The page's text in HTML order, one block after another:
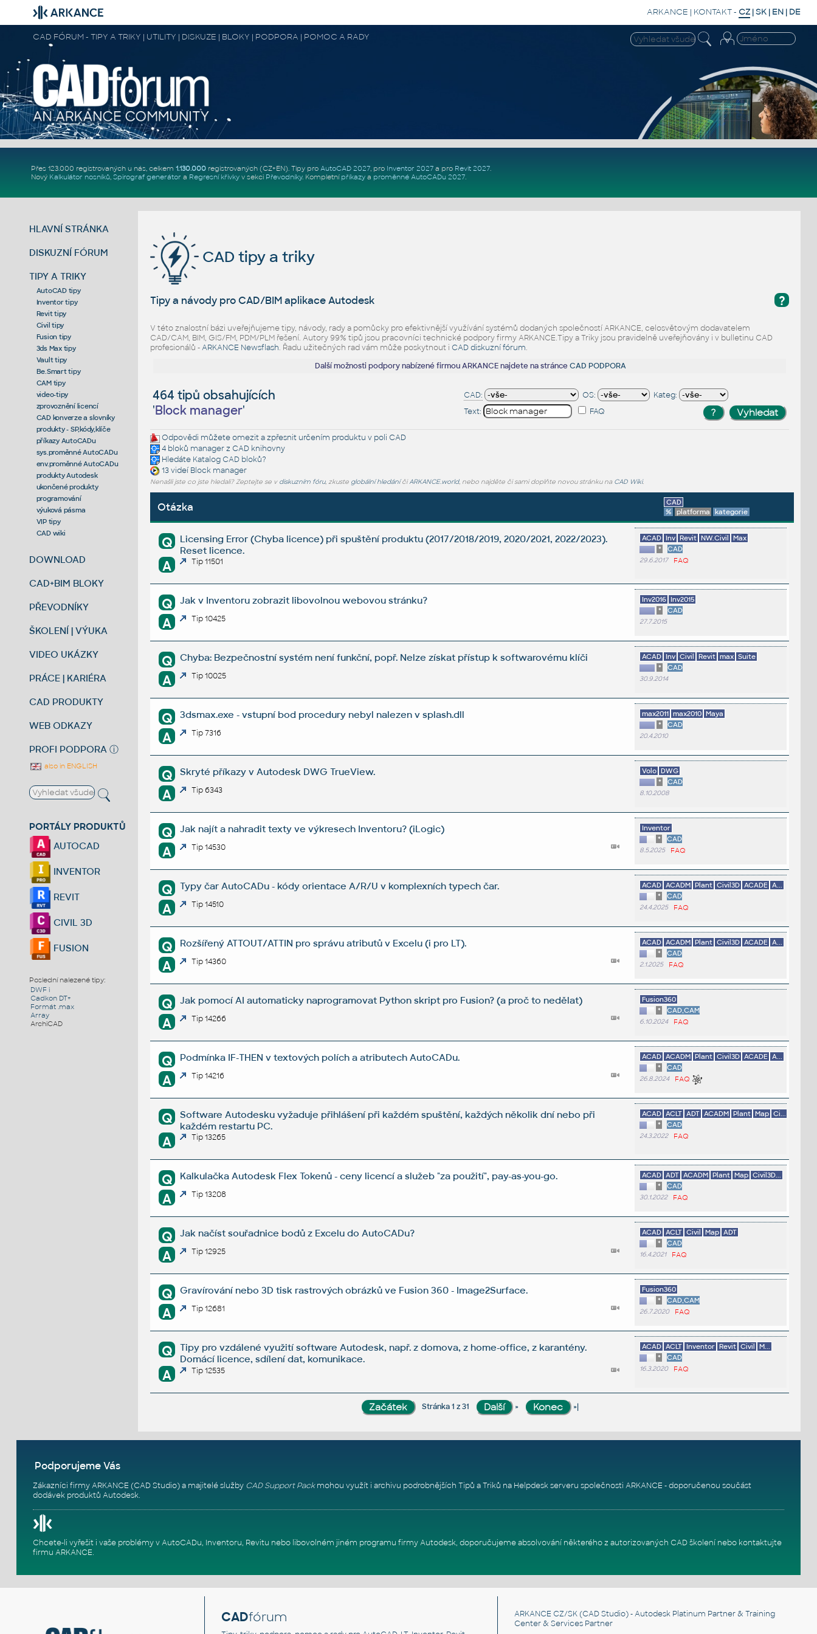
ARKANCE | KONTAKT- CZ |SK | EN | DE
CAD FÓRUM - TIPY A TRIKY | UTILITY | DISKUZE | BLOKY | PODPORA | POMOC A RADY
Přes 123.000 registrovaných u nás, celkem 1.130.000registrovaných (CZ+EN). Tipy pro AutoCAD 2027, pro Inventor 2027a pro Revit 2027.
Nový Kalkulátor nosníků, Spirograf generátor a Regresní křivkyv sekci Převodníky. Kompletní příkazya proměnné AutoCADu 2027.
HLAVNÍ STRÁNKA
DISKUZNÍ FÓRUM
TIPY A TRIKY
AutoCAD tipy
Inventor tipy
Revit tipy
Civil tipy
Fusion tipy
3ds Max tipy
Vault tipy
Be.Smart tipy
CAM tipy
video-tipy
zprovoznění licencí
CAD konverze a slovníky
produkty - SP,kódy,klíče
příkazy AutoCADu
sys.proměnné AutoCADu
env.proměnné AutoCADu
produkty Autodesk
ukončené produkty
programování
výuková pásma
VIP tipy
CAD wiki
DOWNLOAD
CAD+BIM BLOKY
PŘEVODNÍKY
ŠKOLENÍ | VÝUKA
VIDEO UKÁZKY
PRÁCE | KARIÉRA
CAD PRODUKTY
WEB ODKAZY
PROFI PODPORA ⓘ
also in ENGLISH
PORTÁLY PRODUKTŮ
AUTOCAD
INVENTOR
REVIT
CIVIL 3D
FUSION
Poslední nalezené tipy:
DWF i
Cadkon DT+
Formát .max
Array
ArchiCAD
CAD tipy a triky
?
Tipy a návody pro CAD/BIM aplikace Autodesk
V této znalostní bázi uveřejňujeme tipy, návody, rady a pomůcky pro efektivnější využívání systémů dodaných společností ARKANCE, celosvětovým dodavatelem
CAD/CAM, BIM, GIS/FM, PDM/PLM řešení. Autory 99% tipů jsou pracovníci technické podpory firmy ARKANCE.Tipy a Triky jsou pravidelně uveřejňovány i v bulletinu CAD
profesionálů -ARKANCE Newsflash. Řadu užitečných rad vám může poskytnout i CAD diskuzní fórum.
Další možnosti podpory nabízené firmou ARKANCE najdete na stránceCAD PODPORA
464 tipů obsahujících
'Block manager'
CAD: OS:
Kateg:
Text:
FAQ
Odpovědi můžete omezit a zpřesnit určením produktu v poli CAD
4 bloků managerz CAD knihovny
Hledáte Katalog CAD bloků?
13 videí Block manager
Nenašli jste co jste hledali? Zeptejte se v diskuzním fóru, zkuste globální hledáníčiARKANCE.world, nebo najděte či sami doplňte novou stránku na CAD Wiki.
Otázka
CAD
%
platforma kategorie
Q
Licensing Error (Chyba licence) při spuštění produktu (2017/2018/2019, 2020/2021, 2022/2023).
Reset licence.
A Tip 11501
ACAD Inv Revit NW.Civil
Max
*
CAD
29.6.2017 FAQ
Q Jak v Inventoru zobrazit libovolnou webovou stránku?
A Tip 10425
Inv2016 Inv2015
*
CAD
27.7.2015
Q Chyba: Bezpečnostní systém není funkční, popř. Nelze získat přístup k softwarovému klíči
A Tip 10025
ACAD Inv Civil Revit max Suite
*
CAD
30.9.2014
Q 3dsmax.exe - vstupní bod procedury nebyl nalezen v splash.dll
A Tip 7316
max2011 max2010 Maya
*
CAD
20.4.2010
Q Skryté příkazy v Autodesk DWG TrueView.
A Tip 6343
Volo DWG
*
CAD
8.10.2008
Q Jak najít a nahradit texty ve výkresech Inventoru? (iLogic)
A Tip 14530
Inventor
*
CAD
8.5.2025 FAQ
Q Typy čar AutoCADu - kódy orientace A/R/U v komplexních typech čar.
A Tip 14510
ACAD ACADM Plant Civil3D ACADE A...
*
CAD
24.4.2025 FAQ
Q Rozšířený ATTOUT/ATTIN pro správu atributů v Excelu (i pro LT).
A Tip 14360
ACAD ACADM Plant Civil3D ACADE A...
*
CAD
2.1.2025 FAQ
Q Jak pomocí AI automaticky naprogramovat Python skript pro Fusion? (a proč to nedělat)
A Tip 14266
Fusion360
*
CAD,CAM
6.10.2024 FAQ
Q Podmínka IF-THEN v textových polích a atributech AutoCADu.
A Tip 14216
ACAD ACADM Plant Civil3D ACADE A...
*
CAD
26.8.2024 FAQ
Q
Software Autodesku vyžaduje přihlášení při každém spuštění, každých několik dní nebo při
každém restartu PC.
A Tip 13265
ACAD ACLT ADT ACADM Plant Map Ci...
*
CAD
24.3.2022 FAQ
Q Kalkulačka Autodesk Flex Tokenů - ceny licencí a služeb "za použití", pay-as-you-go.
A Tip 13208
ACAD ADT ACADM Plant Map Civil3D...
*
CAD
30.1.2022 FAQ
Q Jak načíst souřadnice bodů z Excelu do AutoCADu?
A Tip 12925
ACAD ACLT Civil Map ADT
*
CAD
16.4.2021 FAQ
Q Gravírování nebo 3D tisk rastrových obrázků ve Fusion 360 - Image2Surface.
A Tip 12681
Fusion360
*
CAD,CAM
26.7.2020 FAQ
Q
Tipy pro vzdálené využití software Autodesk, např. z domova, z home-office, z karantény.
Domácí licence, sdílení dat, komunikace.
A Tip 12535
ACAD ACLT Inventor Revit Civil
M...
*
CAD
16.3.2020 FAQ
Stránka 1 z 31 » »|
Podporujeme Vás
Zákazníci firmy ARKANCE (CAD Studio) a majitelé služby CAD Support Packmohou využít i archivu podrobnějších Tipů a Triků na Helpdesk serveru společnosti ARKANCE - doporučenou součást
dodávek produktů Autodesk.
Chcete-li vyřešit i vaše problémy v AutoCADu, Inventoru, Revitu nebo libovolném jiném programu firmy Autodesk, doporučujeme absolvování některého z autorizovaných CAD školenínebo kontaktujte
firmu ARKANCE.
CADfórum ARKANCE CZ/SK(CAD Studio) - Autodesk Platinum Partner & Training
Center & Services Partner